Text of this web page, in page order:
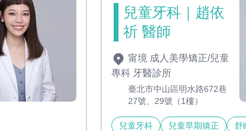
兒童牙科｜趙依
祈 醫師
甯境 成人美學矯正/兒童
專科 牙醫診所
臺北市中山區明水路672巷
27號、29號（1樓）
兒童牙科 兒童早期矯正 舒